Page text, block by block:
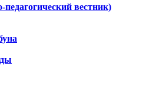
вестник)